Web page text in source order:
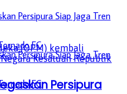
Persipura
(OPM) kembali
Kesatuan Republik